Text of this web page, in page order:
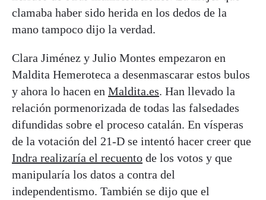
clamaba haber sido herida en los dedos de la
mano tampoco dijo la verdad.
Clara Jiménez y Julio Montes empezaron en
Maldita Hemeroteca a desenmascarar estos bulos
y ahora lo hacen en Maldita.es. Han llevado la
relación pormenorizada de todas las falsedades
difundidas sobre el proceso catalán. En vísperas
de la votación del 21-D se intentó hacer creer que
Indra realizaría el recuento de los votos y que
manipularía los datos a contra del
independentismo. También se dijo que el